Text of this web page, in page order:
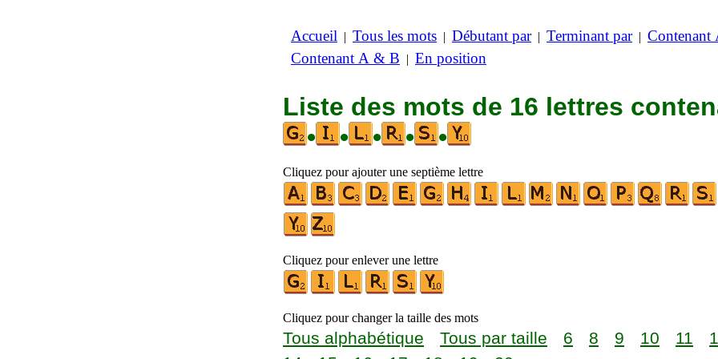
Accueil | Tous les mots | Débutant par| Terminant par| Contenant
Contenant A & B | En position
Liste des mots de 16 lettres
•
• • • •
Cliquez pour ajouter une septième lettre
Cliquez pour enlever une lettre
Cliquez pour changer la taille des mots
Tous alphabétique Tous par taille 6 8 9 10 11